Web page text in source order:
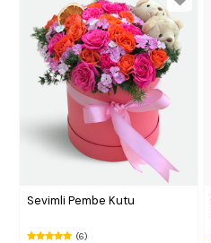
Sevimli Pembe Kutu
(6)